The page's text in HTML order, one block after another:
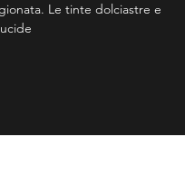
Le tinte dolciastre e